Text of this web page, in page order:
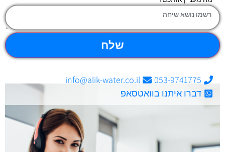
שלח
053-9741775
info@alik-water.co.il
דברו איתנו בוואטסאפ